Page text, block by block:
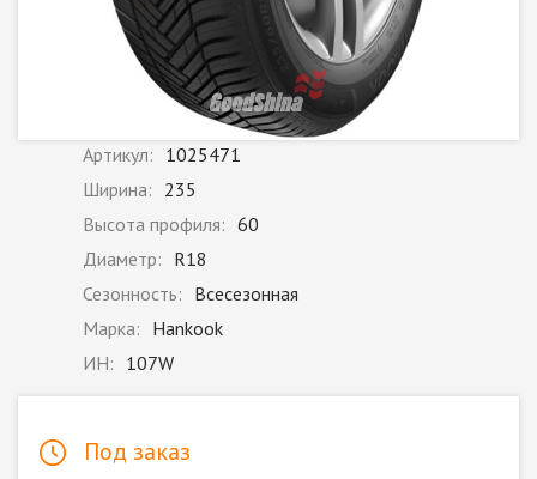
Артикул: 1025471
Ширина: 235
Высота профиля: 60
Диаметр: R18
Сезонность: Всесезонная
Марка: Hankook
ИН: 107W
Под заказ